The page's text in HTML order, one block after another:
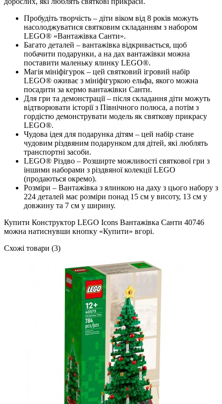
Пробудіть творчість – діти віком від 8 років можуть
насолоджуватися святковим складанням з набором
LEGO® «Вантажівка Санти».
Багато деталей – вантажівка відкривається, щоб
побачити подарунки, а на дах вантажівки можна
поставити маленьку ялинку LEGO®.
Магія мініфігурок – цей святковий ігровий набір
LEGO® оживає з мініфігуркою ельфа, якого можна
посадити за кермо вантажівки Санти.
Для гри та демонстрації – після складання діти можуть
відтворювати історії з Північного полюса, а потім з
гордістю демонструвати модель як святкову прикрасу
LEGO®.
Чудова ідея для подарунка дітям – цей набір стане
чудовим різдвяним подарунком для дітей, які люблять
транспортні засоби.
LEGO® Різдво – Розширте можливості святкової гри з
іншими наборами з різдвяної колекції LEGO
(продаються окремо).
Розміри – Вантажівка з ялинкою на даху з цього набору з
224 деталей має розміри понад 15 см у висоту, 13 см у
довжину та 7 см у ширину.
Купити Конструктор LEGO Icons Вантажівка Санти 40746
можна натиснувши кнопку «Купити» вгорі.
Схожі товари (3)